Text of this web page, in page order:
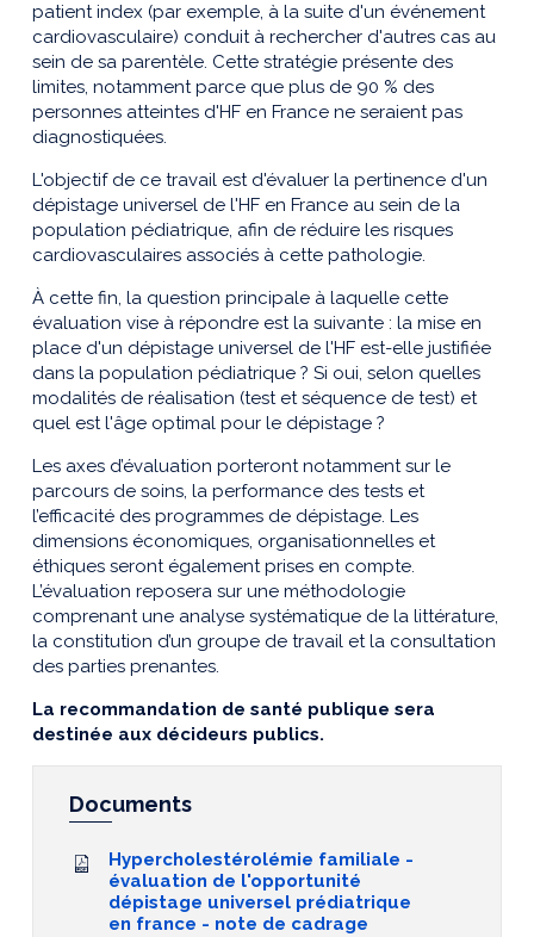
patient index (par exemple, à la suite d'un événement
cardiovasculaire) conduit à rechercher d'autres cas au
sein de sa parentèle. Cette stratégie présente des
limites, notamment parce que plus de 90 % des
personnes atteintes d'HF en France ne seraient pas
diagnostiquées.
L'objectif de ce travail est d'évaluer la pertinence d'un
dépistage universel de l'HF en France au sein de la
population pédiatrique, afin de réduire les risques
cardiovasculaires associés à cette pathologie.
À cette fin, la question principale à laquelle cette
évaluation vise à répondre est la suivante : la mise en
place d'un dépistage universel de l'HF est-elle justifiée
dans la population pédiatrique ? Si oui, selon quelles
modalités de réalisation (test et séquence de test) et
quel est l'âge optimal pour le dépistage ?
Les axes d’évaluation porteront notamment sur le
parcours de soins, la performance des tests et
l’efficacité des programmes de dépistage. Les
dimensions économiques, organisationnelles et
éthiques seront également prises en compte.
L’évaluation reposera sur une méthodologie
comprenant une analyse systématique de la littérature,
la constitution d’un groupe de travail et la consultation
des parties prenantes.
La recommandation de santé publique sera
destinée aux décideurs publics.
Documents
Hypercholestérolémie familiale -
évaluation de l'opportunité
dépistage universel prédiatrique
en france - note de cadrage